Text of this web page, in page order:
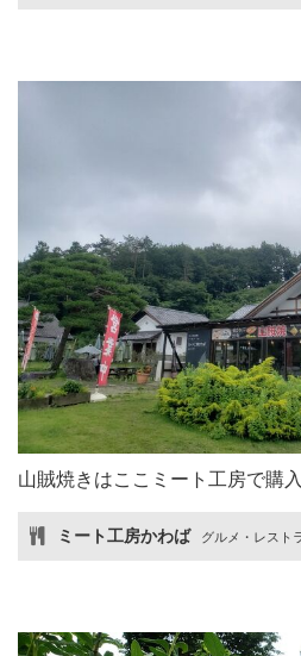
山賊焼きはここミート工房で購入
ミート工房かわば グルメ・レスト